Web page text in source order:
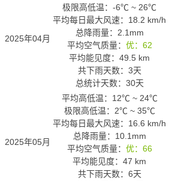
2025年04月
极限高低温： -6℃ ~ 26℃
平均每日最大风速：18.2 km/h
总降雨量：2.1mm
平均空气质量： 优：62
平均能见度：49.5 km
共下雨天数：3天
总统计天数：30天
2025年05月
平均高低温： 12℃ ~ 24℃
极限高低温： 2℃ ~ 35℃
平均每日最大风速：16.6 km/h
总降雨量：10.1mm
平均空气质量： 优：66
平均能见度：47 km
共下雨天数：6天